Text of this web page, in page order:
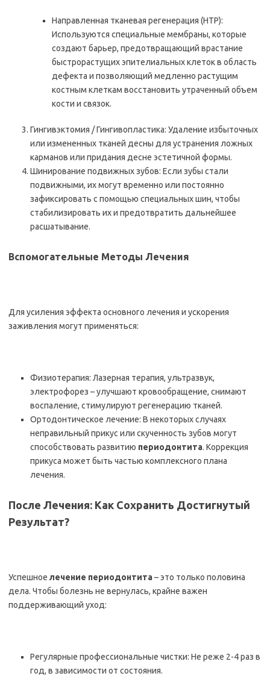
Направленная тканевая регенерация (НТР):
Используются специальные мембраны, которые
создают барьер, предотвращающий врастание
быстрорастущих эпителиальных клеток в область
дефекта и позволяющий медленно растущим
костным клеткам восстановить утраченный объем
кости и связок.
Гингивэктомия / Гингивопластика: Удаление избыточных
или измененных тканей десны для устранения ложных
карманов или придания десне эстетичной формы.
Шинирование подвижных зубов: Если зубы стали
подвижными, их могут временно или постоянно
зафиксировать с помощью специальных шин, чтобы
стабилизировать их и предотвратить дальнейшее
расшатывание.
Вспомогательные Методы Лечения
Для усиления эффекта основного лечения и ускорения
заживления могут применяться:
Физиотерапия: Лазерная терапия, ультразвук,
электрофорез – улучшают кровообращение, снимают
воспаление, стимулируют регенерацию тканей.
Ортодонтическое лечение: В некоторых случаях
неправильный прикус или скученность зубов могут
способствовать развитию периодонтита. Коррекция
прикуса может быть частью комплексного плана
лечения.
После Лечения: Как Сохранить Достигнутый
Результат?
Успешное лечение периодонтита– это только половина
дела. Чтобы болезнь не вернулась, крайне важен
поддерживающий уход:
Регулярные профессиональные чистки: Не реже 2-4 раз в
год, в зависимости от состояния.